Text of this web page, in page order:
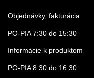
Objednávky, fakturácia
PO-PIA 7:30 do 15:30
Informácie k produktom
PO-PIA 8:30 do 16:30